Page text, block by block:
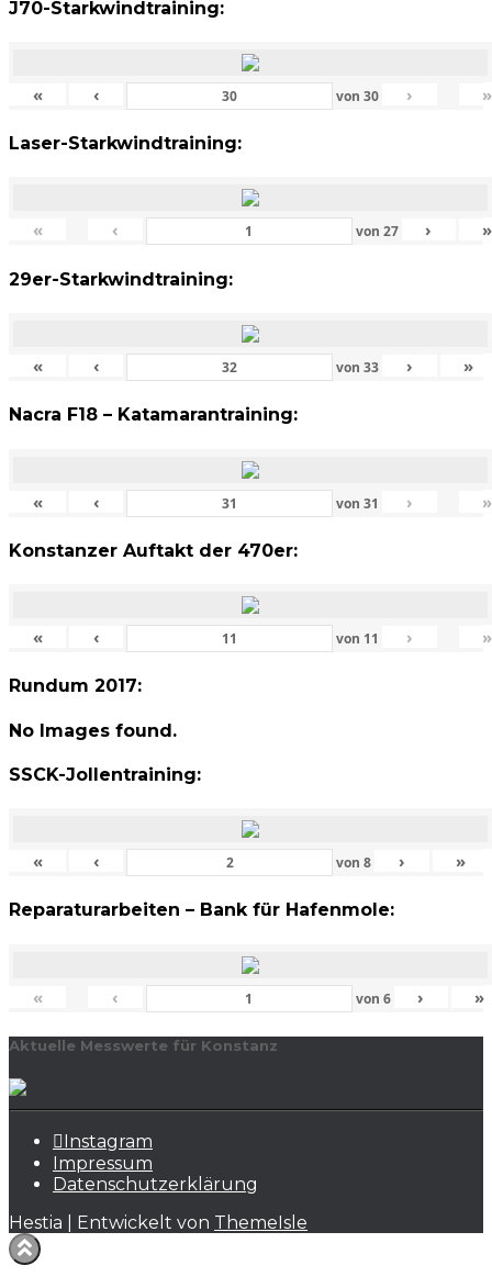
J70-Starkwindtraining:
« ‹ von30 › »
Laser-Starkwindtraining:
« ‹ von 27 › »
29er-Starkwindtraining:
« ‹ von33 › »
Nacra F18 – Katamarantraining:
« ‹ von31 › »
Konstanzer Auftakt der 470er:
« ‹ von 11 › »
Rundum 2017:
No Images found.
SSCK-Jollentraining:
« ‹ von8 › »
Reparaturarbeiten – Bank für Hafenmole:
« ‹ von 6 › »
Aktuelle Messwerte für Konstanz
Instagram
Impressum
Datenschutzerklärung
Hestia | Entwickelt von ThemeIsle